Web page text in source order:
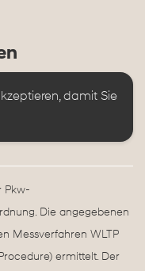
damit Sie
Pkw-
Die angegebenen
Messverfahren WLTP
ermittelt. Der